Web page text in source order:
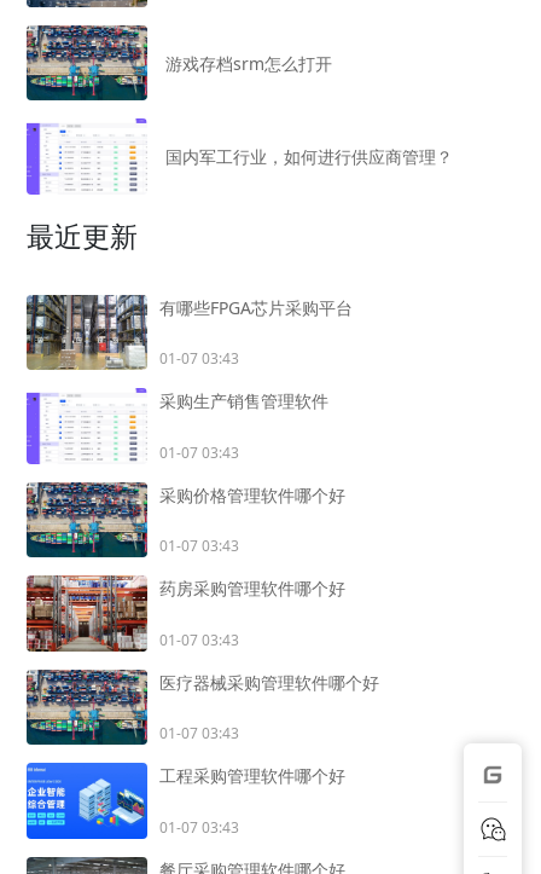
游戏存档srm怎么打开
国内军工行业，如何进行供应商管理？
最近更新
有哪些FPGA芯片采购平台
01-07 03:43
采购生产销售管理软件
01-07 03:43
采购价格管理软件哪个好
01-07 03:43
药房采购管理软件哪个好
01-07 03:43
医疗器械采购管理软件哪个好
01-07 03:43
工程采购管理软件哪个好
01-07 03:43